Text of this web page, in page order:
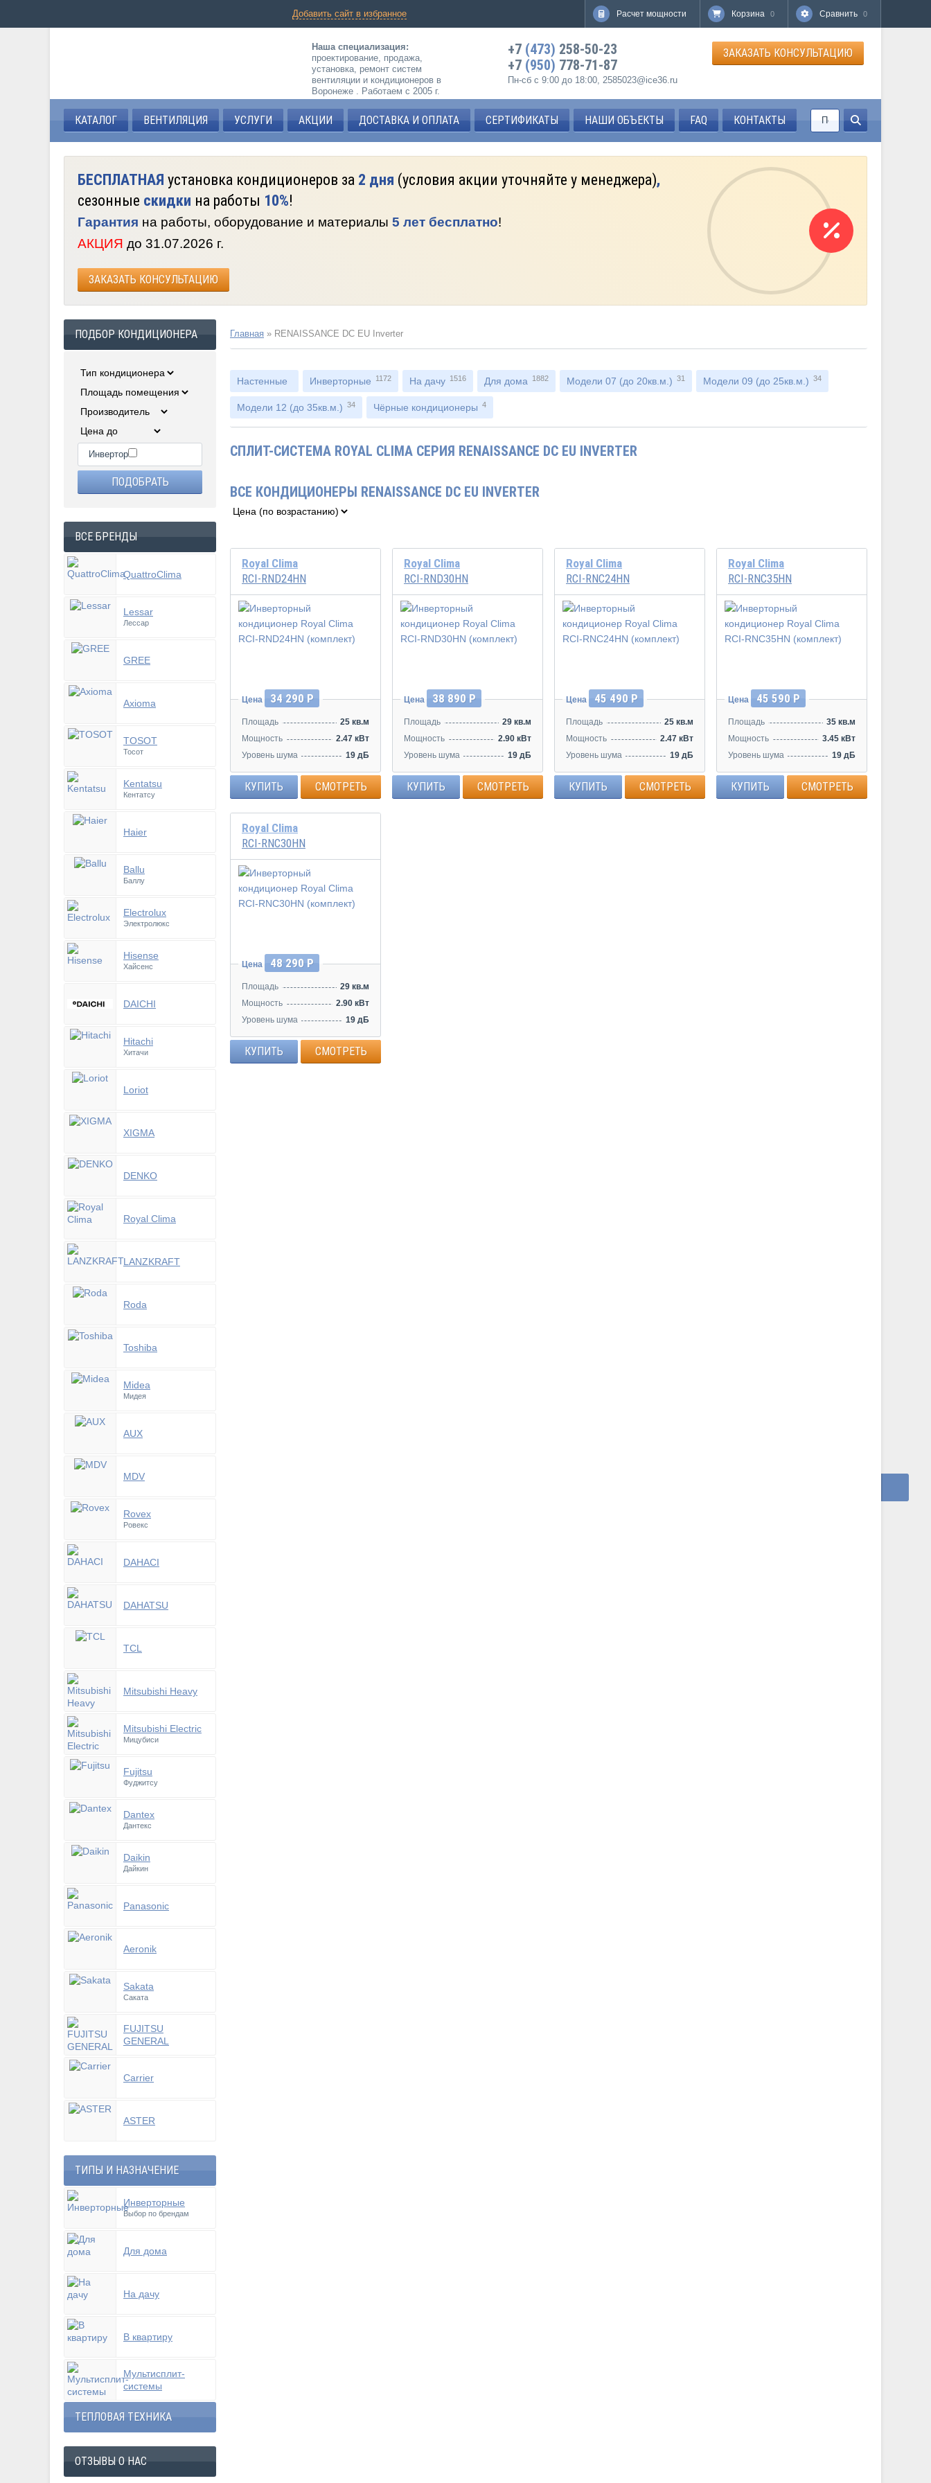
Расчет мощности Корзина 0 Сравнить 0
Добавить сайт в избранное
Наша специализация:
проектирование, продажа,
установка, ремонт систем
вентиляции и кондиционеров в
Воронеже . Работаем с 2005 г.
+7 (473) 258-50-23
+7 (950) 778-71-87
Пн-сб с 9:00 до 18:00, 2585023@ice36.ru
ЗАКАЗАТЬ КОНСУЛЬТАЦИЮ
КАТАЛОГ ВЕНТИЛЯЦИЯ УСЛУГИ АКЦИИ ДОСТАВКА И ОПЛАТА СЕРТИФИКАТЫ НАШИ ОБЪЕКТЫ FAQ КОНТАКТЫ
БЕСПЛАТНАЯ установка кондиционеров за 2 дня (условия акции уточняйте у менеджера),
сезонные скидки на работы 10%!
Гарантия на работы, оборудование и материалы 5 лет бесплатно!
АКЦИЯ до 31.07.2026 г.
ЗАКАЗАТЬ КОНСУЛЬТАЦИЮ
Главная » RENAISSANCE DC EU Inverter
Настенные Инверторные 1172 На дачу 1516 Для дома 1882 Модели 07 (до 20кв.м.) 31 Модели 09 (до 25кв.м.) 34
Модели 12 (до 35кв.м.) 34 Чёрные кондиционеры 4
СПЛИТ-СИСТЕМА ROYAL CLIMA СЕРИЯ RENAISSANCE DC EU INVERTER
ВСЕ КОНДИЦИОНЕРЫ RENAISSANCE DC EU INVERTER
Royal Clima
RCI-RND24HN
Инвертор
Цена 34 290 Р
Площадь
25 кв.м
Мощность
2.47 кВт
Уровень шума
19 дБ
КУПИТЬ СМОТРЕТЬ
Royal Clima
RCI-RND30HN
Инвертор
Цена 38 890 Р
Площадь
29 кв.м
Мощность
2.90 кВт
Уровень шума
19 дБ
КУПИТЬ СМОТРЕТЬ
Royal Clima
RCI-RNC24HN
Инвертор
Цена 45 490 Р
Площадь
25 кв.м
Мощность
2.47 кВт
Уровень шума
19 дБ
КУПИТЬ СМОТРЕТЬ
Royal Clima
RCI-RNC35HN
Инвертор
Цена 45 590 Р
Площадь
35 кв.м
Мощность
3.45 кВт
Уровень шума
19 дБ
КУПИТЬ СМОТРЕТЬ
Royal Clima
RCI-RNC30HN
Инвертор
Цена 48 290 Р
Площадь
29 кв.м
Мощность
2.90 кВт
Уровень шума
19 дБ
КУПИТЬ СМОТРЕТЬ
ПОДБОР КОНДИЦИОНЕРА
Инвертор
ВСЕ БРЕНДЫ
QuattroClima
Lessar
Лессар
GREE
Axioma
TOSOT
Тосот
Kentatsu
Кентатсу
Haier
Ballu
Баллу
Electrolux
Электролюкс
Hisense
Хайсенс
DAICHI
Hitachi
Хитачи
Loriot
XIGMA
DENKO
Royal Clima
LANZKRAFT
Roda
Toshiba
Midea
Мидея
AUX
MDV
Rovex
Ровекс
DAHACI
DAHATSU
TCL
Mitsubishi Heavy
Mitsubishi Electric
Мицубиси
Fujitsu
Фуджитсу
Dantex
Дантекс
Daikin
Дайкин
Panasonic
Aeronik
Sakata
Саката
FUJITSU
GENERAL
Carrier
ASTER
ТИПЫ И НАЗНАЧЕНИЕ
Инверторные
Выбор по брендам
Для дома
На дачу
В квартиру
Мультисплит-
системы
ТЕПЛОВАЯ ТЕХНИКА
ОТЗЫВЫ О НАС